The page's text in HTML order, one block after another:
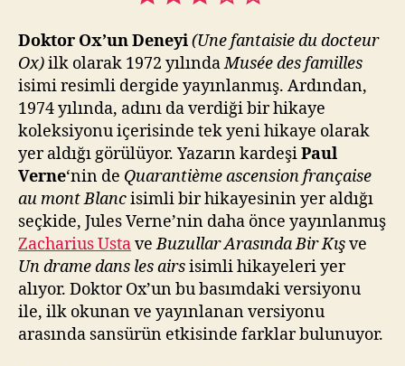
Doktor Ox’un Deneyi(Une fantaisie du docteur
Ox)ilk olarak 1972 yılındaMusée des familles
isimi resimli dergide yayınlanmış. Ardından,
1974 yılında, adını da verdiği bir hikaye
koleksiyonu içerisinde tek yeni hikaye olarak
yer aldığı görülüyor. Yazarın kardeşiPaul
Verne‘nin de Quarantième ascension française
au mont Blancisimli bir hikayesinin yer aldığı
seçkide, Jules Verne’nin daha önce yayınlanmış
Zacharius UstaveBuzullar Arasında Bir Kışve
Un drame dans les airsisimli hikayeleri yer
alıyor. Doktor Ox’un bu basımdaki versiyonu
ile, ilk okunan ve yayınlanan versiyonu
arasında sansürün etkisinde farklar bulunuyor.